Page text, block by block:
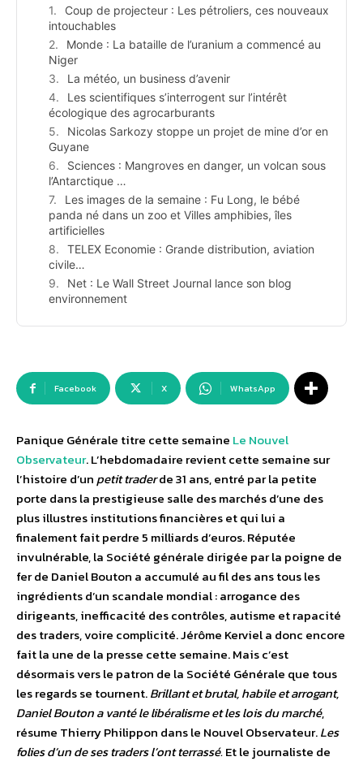
Coup de projecteur : Les pétroliers, ces nouveaux
intouchables
Monde : La bataille de l’uranium a commencé au
Niger
La météo, un business d’avenir
Les scientifiques s’interrogent sur l’intérêt
écologique des agrocarburants
Nicolas Sarkozy stoppe un projet de mine d’or en
Guyane
Sciences : Mangroves en danger, un volcan sous
l’Antarctique …
Les images de la semaine : Fu Long, le bébé
panda né dans un zoo et Villes amphibies, îles
artificielles
TELEX Economie : Grande distribution, aviation
civile…
Net : Le Wall Street Journal lance son blog
environnement
Facebook X WhatsApp
Panique Générale titre cette semaine Le Nouvel
Observateur. L’hebdomadaire revient cette semaine sur
l’histoire d’unpetit traderde 31 ans, entré par la petite
porte dans la prestigieuse salle des marchés d’une des
plus illustres institutions financières et qui lui a
finalement fait perdre 5 milliards d’euros. Réputée
invulnérable, la Société générale dirigée par la poigne de
fer de Daniel Bouton a accumulé au fil des ans tous les
ingrédients d’un scandale mondial : arrogance des
dirigeants, inefficacité des contrôles, autisme et rapacité
des traders, voire complicité. Jérôme Kerviel a donc encore
fait la une de la presse cette semaine. Mais c’est
désormais vers le patron de la Société Générale que tous
les regards se tournent.Brillant et brutal, habile et arrogant,
Daniel Bouton a vanté le libéralisme et les lois du marché,
résume Thierry Philippon dans le Nouvel Observateur.Les
folies d’un de ses traders l’ont terrassé.Et le journaliste de